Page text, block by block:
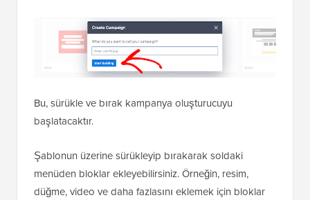
Bu, sürükle ve bırak kampanya oluşturucuyu
başlatacaktır.
Şablonun üzerine sürükleyip bırakarak soldaki
menüden bloklar ekleyebilirsiniz. Örneğin, resim,
düğme, video ve daha fazlasını eklemek için bloklar